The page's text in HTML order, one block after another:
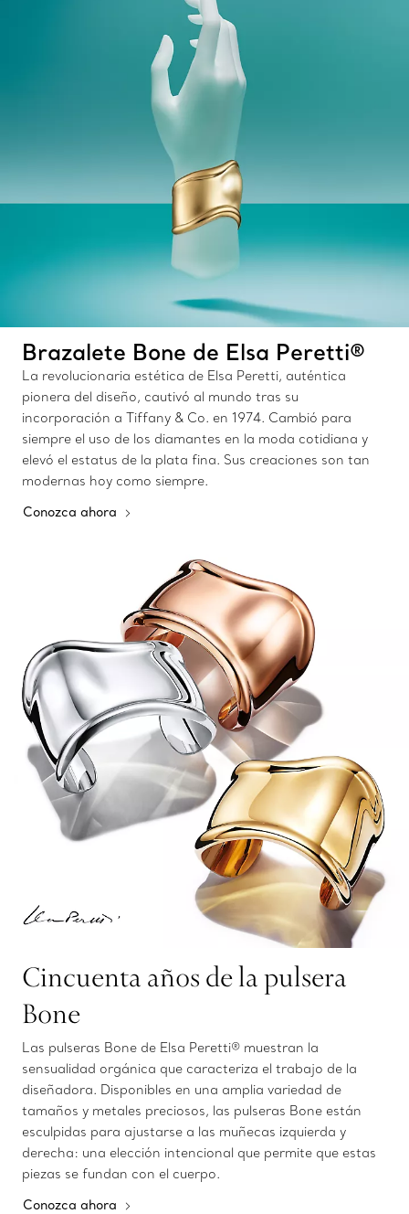
Brazalete Bone de Elsa Peretti®
La revolucionaria estética de Elsa Peretti, auténtica
pionera del diseño, cautivó al mundo tras su
incorporación a Tiffany & Co. en 1974. Cambió para
siempre el uso de los diamantes en la moda cotidiana y
elevó el estatus de la plata fina. Sus creaciones son tan
modernas hoy como siempre.
Conozca ahora
Cincuenta años de la pulsera
Bone
Las pulseras Bone de Elsa Peretti® muestran la
sensualidad orgánica que caracteriza el trabajo de la
diseñadora. Disponibles en una amplia variedad de
tamaños y metales preciosos, las pulseras Bone están
esculpidas para ajustarse a las muñecas izquierda y
derecha: una elección intencional que permite que estas
piezas se fundan con el cuerpo.
Conozca ahora